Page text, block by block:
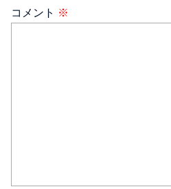
コメント ※